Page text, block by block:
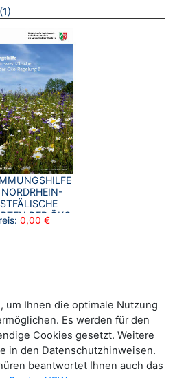
1 BROSCHÜREN
DER ÖKO-
5
0,00 €
um Ihnen die optimale Nutzung
Es werden für den
Cookies gesetzt. Weitere
in den Datenschutzhinweisen.
beantwortet Ihnen auch das